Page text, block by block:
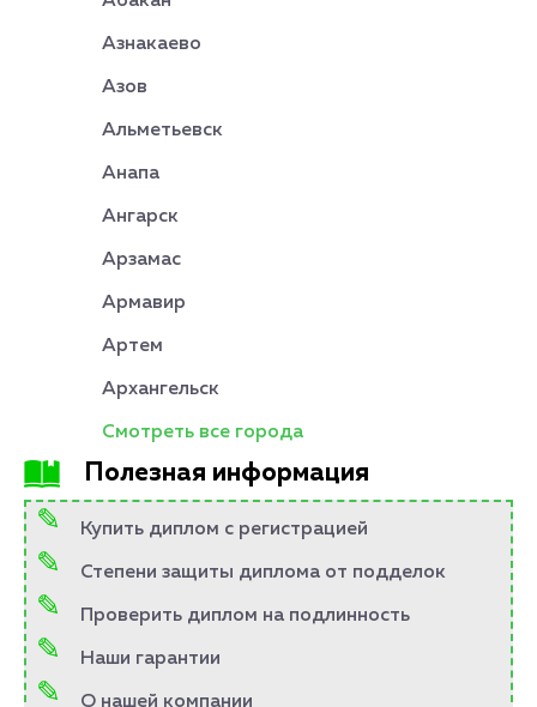
Азнакаево
Азов
Альметьевск
Анапа
Ангарск
Арзамас
Армавир
Артем
Архангельск
Смотреть все города
Полезная информация
Купить диплом с регистрацией
Степени защиты диплома от подделок
Проверить диплом на подлинность
Наши гарантии
О нашей компании